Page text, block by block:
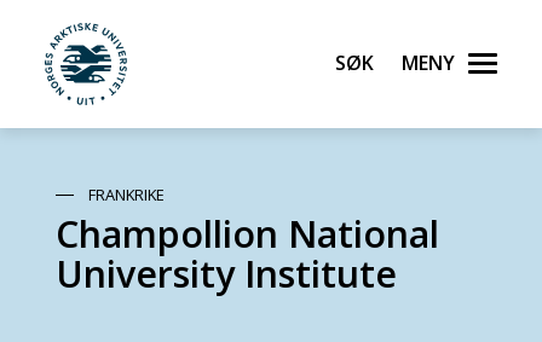
Gå til hovedinnhold
UiT Norges arktiske universitet
Søk Meny
FRANKRIKE
Champollion National
University Institute